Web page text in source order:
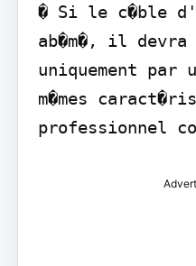
� Si le c�ble
ab�m�, il devra
uniquement par
m�mes
professionnel